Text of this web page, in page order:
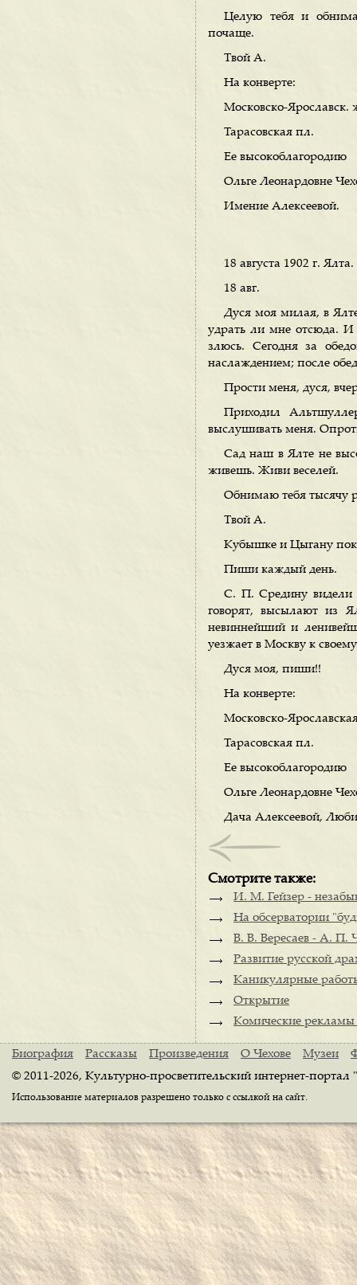
Целую тебя и
почаще.
Твой А.
На конверте:
Московско-Ярославск.
Тарасовская пл.
Ее высокоблагородию
Ольге Леонардовне
Имение Алексеевой.
18 августа 1902 г. Ялта.
18 авг.
Дуся моя милая, в
удрать ли мне отсюда. И
злюсь. Сегодня за
наслаждением; после
Прости меня, дуся,
Приходил
выслушивать меня.
Сад наш в Ялте не
живешь. Живи веселей.
Обнимаю тебя тысячу
Твой А.
Кубышке и Цыгану
Пиши каждый день.
С. П. Средину видели
говорят, высылают из
невиннейший и
уезжает в Москву к
Дуся моя, пиши!!
На конверте:
Московско-
Тарасовская пл.
Ее высокоблагородию
Ольге Леонардовне
Дача Алексеевой,
Смотрите также:
И. М. Гейзер -
На обсерватории
В. В. Вересаев - А. П.
Развитие русской
Каникулярные
Открытие
Комические рекламы
Биография Рассказы Произведения О Чехове Музеи
© 2011-2026, Культурно-просветительский интернет-
Использование материалов разрешено только с ссылкой на сайт.